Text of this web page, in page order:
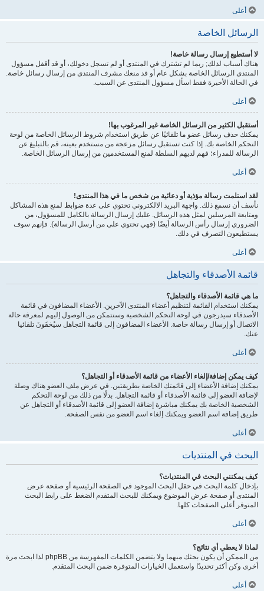
أعلى
الرسائل الخاصة
لا أستطيع إرسال رسالة خاصة!
هناك أسباب لذلك; ربما لم تشترك في المنتدى أو لم تسجل دخولك، أو قد أقفل مسؤول
المنتدى الرسائل الخاصة بشكل عام أو قد منعك مشرف المنتدى من إرسال رسائل خاصة.
في الحالة الأخيرة فقط اسأل مسؤول المنتدى عن السبب.
أعلى
أستقبل الكثير من الرسائل الخاصة غير المرغوب بها!
يمكنك حذف رسائل عضو ما تلقائيًا عن طريق استخدام شروط الرسائل الخاصة من لوحة
التحكم الخاصة بك. إذا كنت تستقبل رسائل مزعجة من مستخدم بعينه، قم بالتبليغ عن
الرسالة للمدراء؛ فهم لديهم السلطة لمنع المستخدمين من إرسال الرسائل الخاصة.
أعلى
لقد استلمت رسالة مؤذية أو دعائية من شخص ما في هذا المنتدى!
نأسف أن نسمع ذلك. واجهة البريد الالكتروني تحتوي على عدة ضوابط لمنع هذه المشاكل
ومتابعة المرسلين لمثل هذه الرسائل. عليك إرسال الرسالة بالكامل للمسؤول، من
الضروري إرسال رأس الرسالة أيضًا (فهي تحتوي على من أرسل الرسالة). فإنهم سوف
يستطيعون التصرف في ذلك.
أعلى
قائمة الأصدقاء والتجاهل
ما هي قائمة الأصدقاء والتجاهل؟
يمكنك استخدام القائمة لتنظيم أعضاء المنتدى الآخرين. الأعضاء المضافون في قائمة
الأصدقاء سيدرجون في لوحة التحكم الشخصية وستتمكن من الوصول إليهم لمعرفة حالة
الاتصال أو إرسال رسالة خاصة. الأعضاء المضافون إلى قائمة التجاهل سيُخفَونَ تلقائيا
عنك.
أعلى
كيف يمكن إضافة/إلغاء الأعضاء من قائمة الأصدقاء أو التجاهل؟
يمكنك إضافة الأعضاء إلى قائمتك الخاصة بطريقتين. في عرض ملف العضو هناك وصلة
لإضافة العضو إلى قائمة الأصدقاء أو قائمة التجاهل. بدلًا من ذلك من لوحة التحكم
الشخصية الخاصة بك يمكنك مباشرة إضافة العضو إلى قائمة الأصدقاء أو التجاهل عن
طريق إضافة اسم العضو ويمكنك إلغاء اسم العضو من نفس الصفحة.
أعلى
البحث في المنتديات
كيف يمكنني البحث في المنتديات؟
بإدخال كلمة البحث في حقل البحث الموجود في الصفحة الرئيسية أو صفحة عرض
المنتدى أو صفحة عرض الموضوع ويمكنك للبحث المتقدم الضغط على رابط البحث
المتوفر أعلى الصفحات كلها.
أعلى
لماذا لا يعطي أي نتائج؟
من الممكن أن يكون بحثك مبهما ولا يتضمن الكلمات المفهرسة من phpBB لذا ابحث مرة
أخرى وكن أكثر تحديدًا واستعمل الخيارات المتوفرة ضمن البحث المتقدم.
أعلى